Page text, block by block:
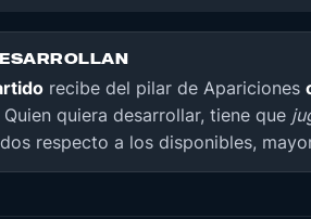
recibe del pilar de Apariciones
quiera desarrollar, tiene que
respecto a los disponibles,